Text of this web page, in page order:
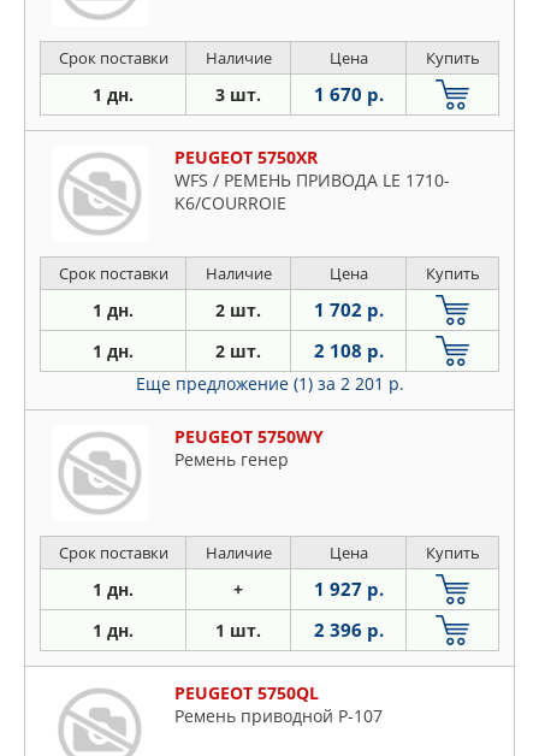
Срок поставки Наличие Цена Купить
1 дн. 3 шт. 1 670 р.
PEUGEOT 5750XR
WFS / РЕМЕНЬ ПРИВОДА LE 1710-
K6/COURROIE
Срок поставки Наличие Цена Купить
1 дн. 2 шт. 1 702 р.
1 дн. 2 шт. 2 108 р.
Еще предложение (1) за 2 201 р.
PEUGEOT 5750WY
Ремень генер
Срок поставки Наличие Цена Купить
1 дн. + 1 927 р.
1 дн. 1 шт. 2 396 р.
PEUGEOT 5750QL
Ремень приводной P-107